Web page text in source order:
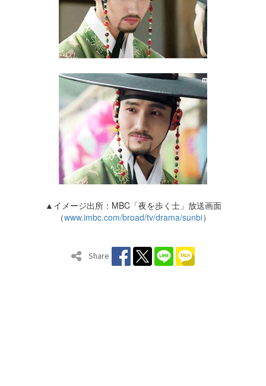
▲イメージ出所：MBC「夜を歩く士」放送画面
（www.imbc.com/broad/tv/drama/sunbi）
Share